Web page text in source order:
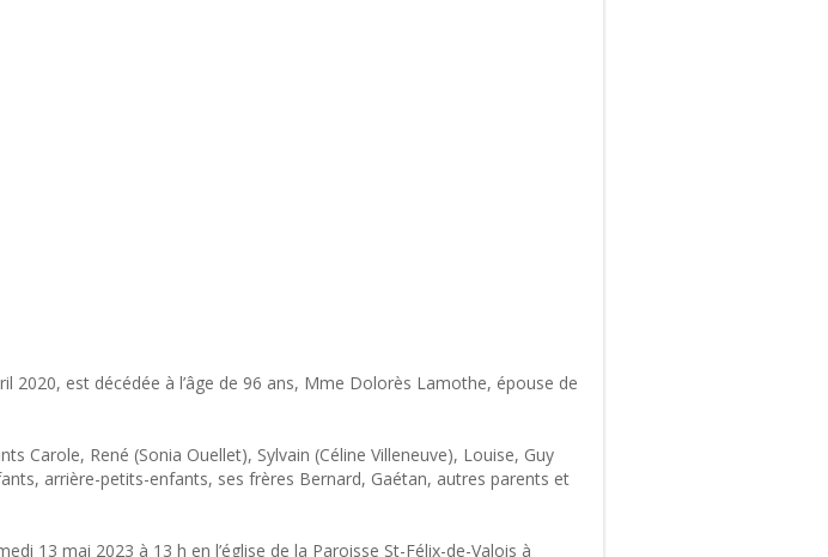
2020, est décédée à l’âge de 96 ans, Mme Dolorès Lamothe, épouse de
Carole, René (Sonia Ouellet), Sylvain (Céline Villeneuve), Louise, Guy
arrière-petits-enfants, ses frères Bernard, Gaétan, autres parents et
13 mai 2023 à 13 h en l’église de la Paroisse St-Félix-de-Valois à